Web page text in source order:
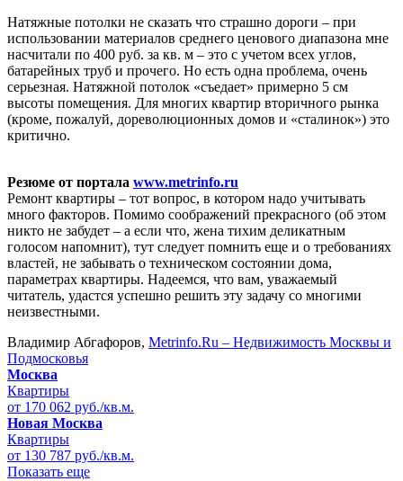
Натяжные потолки не сказать что страшно дороги – при
использовании материалов среднего ценового диапазона мне
насчитали по 400 руб. за кв. м – это с учетом всех углов,
батарейных труб и прочего. Но есть одна проблема, очень
серьезная. Натяжной потолок «съедает» примерно 5 см
высоты помещения. Для многих квартир вторичного рынка
(кроме, пожалуй, дореволюционных домов и «сталинок») это
критично.
Резюме от портала www.metrinfo.ru
Ремонт квартиры – тот вопрос, в котором надо учитывать
много факторов. Помимо соображений прекрасного (об этом
никто не забудет – а если что, жена тихим деликатным
голосом напомнит), тут следует помнить еще и о требованиях
властей, не забывать о техническом состоянии дома,
параметрах квартиры. Надеемся, что вам, уважаемый
читатель, удастся успешно решить эту задачу со многими
неизвестными.
Владимир Абгафоров, Metrinfo.Ru – Недвижимость Москвы и
Подмосковья
Москва
Квартиры
от 170 062 руб./кв.м.
Новая Москва
Квартиры
от 130 787 руб./кв.м.
Показать еще